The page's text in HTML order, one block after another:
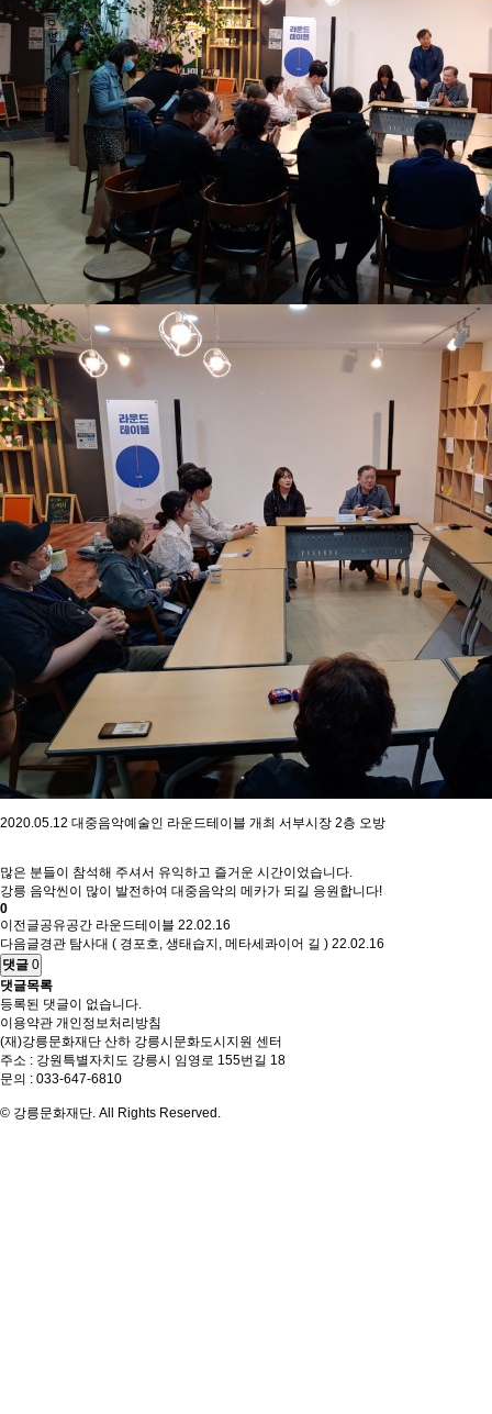
2020.05.12 대중음악예술인 라운드테이블 개최 서부시장 2층 오방
많은 분들이 참석해 주셔서 유익하고 즐거운 시간이었습니다.
강릉 음악씬이 많이 발전하여 대중음악의 메카가 되길 응원합니다!
0
이전글공유공간 라운드테이블 22.02.16
다음글경관 탐사대 ( 경포호, 생태습지, 메타세콰이어 길 ) 22.02.16
댓글 0
댓글목록
등록된 댓글이 없습니다.
이용약관 개인정보처리방침
(재)강릉문화재단 산하 강릉시문화도시지원 센터
주소 : 강원특별자치도 강릉시 임영로 155번길 18
문의 : 033-647-6810
© 강릉문화재단. All Rights Reserved.